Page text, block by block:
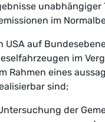
im
USA auf
im
Rahmen eines
sind;
der